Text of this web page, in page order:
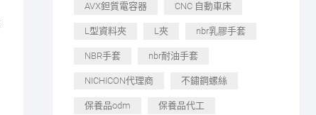
AVX鉭質電容器 CNC 自動車床
L型資料夾 L夾 nbr乳膠手套
NBR手套 nbr耐油手套
NICHICON代理商 不鏽鋼螺絲
保養品odm 保養品代工